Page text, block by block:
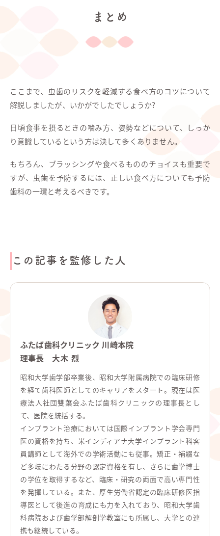
まとめ
ここまで、虫歯のリスクを軽減する食べ方のコツについて
解説しましたが、いかがでしたでしょうか?
日頃食事を摂るときの噛み方、姿勢などについて、しっか
り意識しているという方は決して多くありません。
もちろん、ブラッシングや食べるもののチョイスも重要で
すが、虫歯を予防するには、正しい食べ方についても予防
歯科の一環と考えるべきです。
この記事を監修した人
ふたば歯科クリニック 川崎本院
理事長 大木 烈
昭和大学歯学部卒業後、昭和大学附属病院での臨床研修
を経て歯科医師としてのキャリアをスタート。現在は医
療法人社団雙葉会ふたば歯科クリニックの理事長とし
て、医院を統括する。
インプラント治療においては国際インプラント学会専門
医の資格を持ち、米インディアナ大学インプラント科客
員講師として海外での学術活動にも従事。矯正・補綴な
ど多岐にわたる分野の認定資格を有し、さらに歯学博士
の学位を取得するなど、臨床・研究の両面で高い専門性
を発揮している。また、厚生労働省認定の臨床研修医指
導医として後進の育成にも力を入れており、昭和大学歯
科病院および歯学部解剖学教室にも所属し、大学との連
携も継続している。